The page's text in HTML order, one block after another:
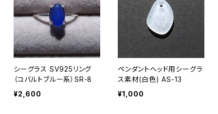
シーグラス SV925リング
（コバルトブルー系）SR-8
¥2,600
ペンダントヘッド用シーグラ
ス素材(白色) AS-13
¥1,000